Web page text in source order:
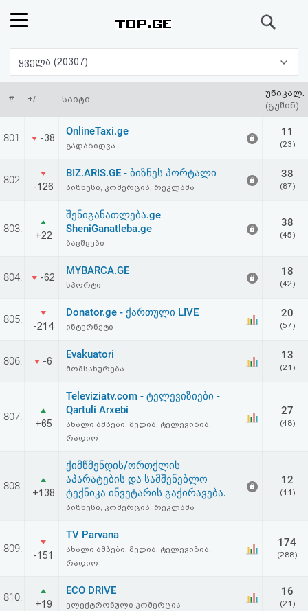
რეიტინგი
(მთავარი)
ფოსტა
პასუხი
ავტორიზაცია
პაროლის
აღდგენა
HTML
სალიცენზიო
შეთანხმება
პასუხისმგებლობის
ყველა (20307)
# +/- საიტი
უნიკალ.
(გუშინ)
801. -38
OnlineTaxi.ge
გადაზიდვა
11
(23)
802.
-126
BIZ.ARIS.GE - ბიზნეს პორტალი
ბიზნესი, კომერცია, რეკლამა
38
(87)
803.
+22
შენიგანათლება.ge
SheniGanatleba.ge
ბავშვები
38
(45)
804. -62
MYBARCA.GE
სპორტი
18
(42)
805.
-214
Donator.ge - ქართული LIVE
ინტერნეტი
20
(57)
806. -6
Evakuatori
მომსახურება
13
(21)
807.
+65
Televiziatv.com - ტელევიზიები -
Qartuli Arxebi
ახალი ამბები, მედია, ტელევიზია,
რადიო
27
(48)
808.
+138
ქიმწმენდის/ორთქლის
აპარატების და სამშენებლო
ტექნიკა ინვეტარის გაქირავება.
ბიზნესი, კომერცია, რეკლამა
12
(11)
809.
-151
TV Parvana
ახალი ამბები, მედია, ტელევიზია,
რადიო
174
(288)
810.
+19
ECO DRIVE
ელექტრონული კომერცია
16
(21)